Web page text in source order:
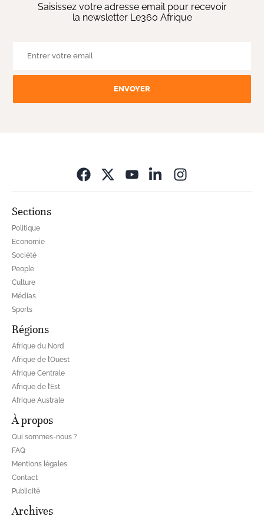
Saisissez votre adresse email pour recevoir
la newsletter Le360 Afrique
ENVOYER
Sections
Politique
Economie
Société
People
Culture
Médias
Sports
Régions
Afrique du Nord
Afrique de l’Ouest
Afrique Centrale
Afrique de l’Est
Afrique Australe
À propos
Qui sommes-nous ?
FAQ
Mentions légales
Contact
Publicité
Archives